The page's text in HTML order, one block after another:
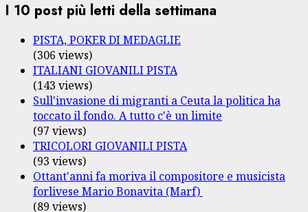
I 10 post più letti della settimana
PISTA, POKER DI MEDAGLIE
(306 views)
ITALIANI GIOVANILI PISTA
(143 views)
Sull'invasione di migranti a Ceuta la politica ha
toccato il fondo. A tutto c'è un limite
(97 views)
TRICOLORI GIOVANILI PISTA
(93 views)
Ottant'anni fa moriva il compositore e musicista
forlivese Mario Bonavita (Marf)
(89 views)